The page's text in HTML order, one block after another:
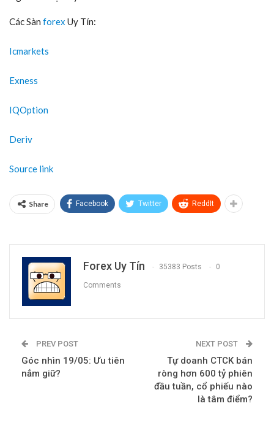
với ưu đãi hấp dẫn
Để hành trình tích lũy này bắt đầu hanh thông, thuận lợi, ngay khi
99,99% Kim Bảo Ngũ Hành khi mua cùng trang sức Ý, ECZ, CZ,
dụng từ ngày 17/05 – 07/06/2026 tại các cửa hàng chọn lọc.
Với vàng kỷ niệm 0.1 chỉ 99,99% Kim Bảo Ngũ Hành, PNJ không
phẩm trở thành một lựa chọn có ý nghĩa, gửi gắm những nguyện
chuyển động.
Các SànforexUy Tín:
Icmarkets
IQOption
Deriv